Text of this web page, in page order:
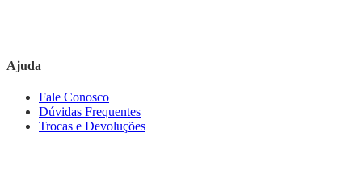
Ajuda
Fale Conosco
Dúvidas Frequentes
Trocas e Devoluções